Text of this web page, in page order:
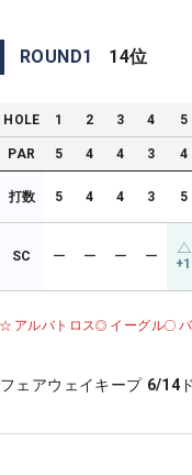
ROUND1 14位
HOLE 1 2 3 4 5
PAR 5 4 4 3 4
打数 5 4 4 3 5
SC ー ー ー ー +1
アルバトロス イーグル
フェアウェイキープ 6/14